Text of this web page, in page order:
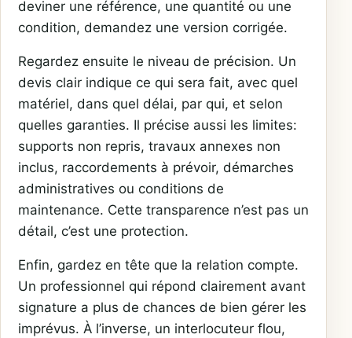
deviner une référence, une quantité ou une
condition, demandez une version corrigée.
Regardez ensuite le niveau de précision. Un
devis clair indique ce qui sera fait, avec quel
matériel, dans quel délai, par qui, et selon
quelles garanties. Il précise aussi les limites:
supports non repris, travaux annexes non
inclus, raccordements à prévoir, démarches
administratives ou conditions de
maintenance. Cette transparence n’est pas un
détail, c’est une protection.
Enfin, gardez en tête que la relation compte.
Un professionnel qui répond clairement avant
signature a plus de chances de bien gérer les
imprévus. À l’inverse, un interlocuteur flou,